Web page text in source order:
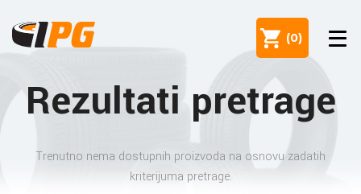
(0)
Rezultati pretrage
Trenutno nema dostupnih proizvoda na osnovu zadatih
kriterijuma pretrage.